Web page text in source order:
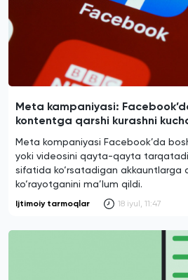
Meta kampaniyasi:
kontentga qarshi kurashni
Meta kompaniyasi Facebook’da
yoki videosini qayta-qayta
sifatida ko‘rsatadigan akkauntlarga
ko‘rayotganini ma’lum qildi.
Ijtimoiy tarmoqlar 18 iyul, 11:47